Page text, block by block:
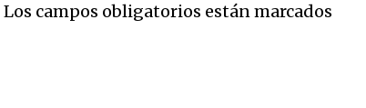
Los campos obligatorios están marcados